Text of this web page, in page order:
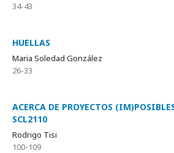
34-43
HUELLAS
Maria Soledad González
26-33
ACERCA DE PROYECTOS
SCL2110
Rodrigo Tisi
100-109